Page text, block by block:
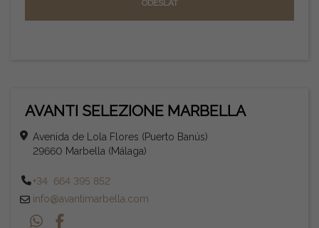
AVANTI SELEZIONE MARBELLA
Avenida de Lola Flores (Puerto Banús)
29660 Marbella (Málaga)
+34 664 395 852
info@avantimarbella.com